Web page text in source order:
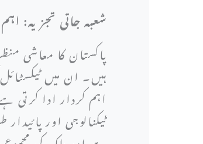
شعبہ جاتی تجزیہ:
پاکستان کا معاشی
ہیں۔ ان میں
اہم کردار ادا کرتی
ٹیکنالوجی اور